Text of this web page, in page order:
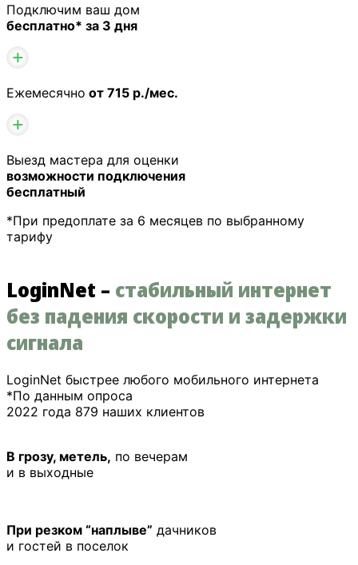
Подключим ваш дом
бесплатно* за 3 дня
Ежемесячно от 715 р./мес.
Выезд мастера для оценки
возможности подключения
бесплатный
*При предоплате за 6 месяцев по выбранному
тарифу
LoginNet – стабильный интернет
без падения скорости и задержки
сигнала
LoginNet быстрее любого мобильного интернета
*По данным опроса
2022 года 879 наших клиентов
В грозу, метель, по вечерам
и в выходные
При резком “наплыве” дачников
и гостей в поселок